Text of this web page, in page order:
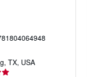
TX, USA